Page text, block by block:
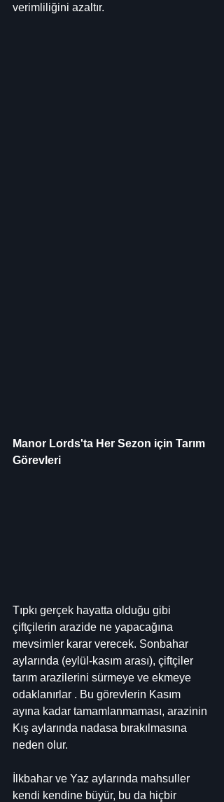
verimliliğini azaltır.
Manor Lords'ta Her Sezon için Tarım
Görevleri
Tıpkı gerçek hayatta olduğu gibi
çiftçilerin arazide ne yapacağına
mevsimler karar verecek. Sonbahar
aylarında (eylül-kasım arası), çiftçiler
tarım arazilerini sürmeye ve ekmeye
odaklanırlar . Bu görevlerin Kasım
ayına kadar tamamlanmaması, arazinin
Kış aylarında nadasa bırakılmasına
neden olur.
İlkbahar ve Yaz aylarında mahsuller
kendi kendine büyür, bu da hiçbir